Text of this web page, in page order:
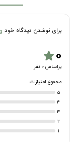
برای نوشتن دیدگاه خود
۰star
براساس 0 نفر
مجموع امتیازات
5
4
3
2
1